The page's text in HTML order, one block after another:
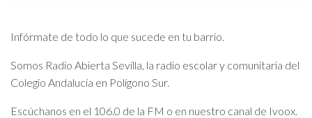
Infórmate de todo lo que sucede en tu barrio.
Somos Radio Abierta Sevilla, la radio escolar y comunitaria del
Colegio Andalucía en Polígono Sur.
Escúchanos en el 106.0 de la FM o en nuestro canal de Ivoox.